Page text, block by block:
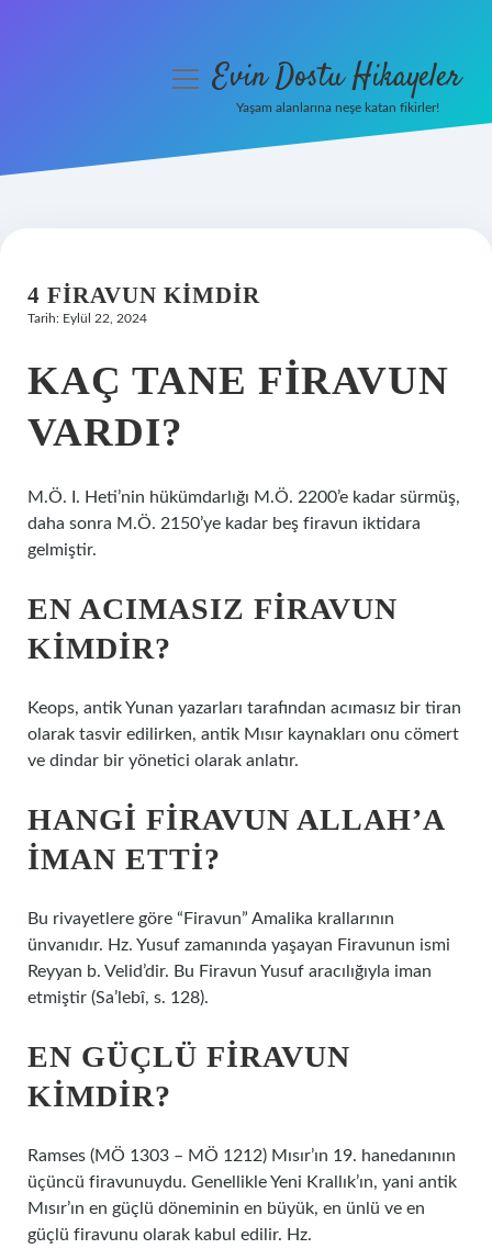
Hakkımızda
menüyüEvin Dostu Hikayeler
Yaşam alanlarına neşe katan fikirler!
4 FIRAVUN KIMDIR
Tarih: Eylül 22, 2024
KAÇ TANE FIRAVUN
VARDI?
M.Ö. I. Heti’nin hükümdarlığı M.Ö. 2200’e kadar sürmüş,
daha sonra M.Ö. 2150’ye kadar beş firavun iktidara
gelmiştir.
EN ACIMASIZ FIRAVUN
KIMDIR?
Keops, antik Yunan yazarları tarafından acımasız bir tiran
olarak tasvir edilirken, antik Mısır kaynakları onu cömert
ve dindar bir yönetici olarak anlatır.
HANGI FIRAVUN ALLAH’A
IMAN ETTI?
Bu rivayetlere göre “Firavun” Amalika krallarının
ünvanıdır. Hz. Yusuf zamanında yaşayan Firavunun ismi
Reyyan b. Velid’dir. Bu Firavun Yusuf aracılığıyla iman
etmiştir (Sa’lebî, s. 128).
EN GÜÇLÜ FIRAVUN
KIMDIR?
Ramses (MÖ 1303 – MÖ 1212) Mısır’ın 19. hanedanının
üçüncü firavunuydu. Genellikle Yeni Krallık’ın, yani antik
Mısır’ın en güçlü döneminin en büyük, en ünlü ve en
güçlü firavunu olarak kabul edilir. Hz.